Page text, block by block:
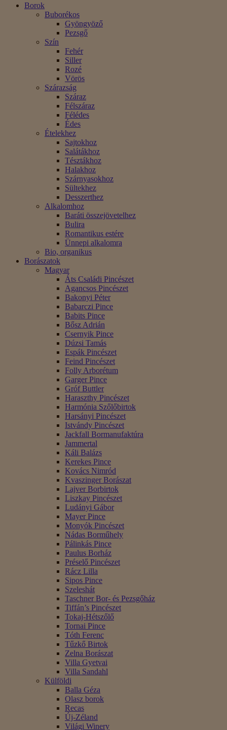
Borok
Buborékos
Gyöngyöző
Pezsgő
Szín
Fehér
Siller
Rozé
Vörös
Szárazság
Száraz
Félszáraz
Félédes
Édes
Ételekhez
Sajtokhoz
Salátákhoz
Tésztákhoz
Halakhoz
Szárnyasokhoz
Sültekhez
Desszerthez
Alkalomhoz
Baráti összejövetelhez
Bulira
Romantikus estére
Ünnepi alkalomra
Bio, organikus
Borászatok
Magyar
Áts Családi Pincészet
Agancsos Pincészet
Bakonyi Péter
Babarczi Pince
Babits Pince
Bősz Adrián
Csernyik Pince
Dúzsi Tamás
Espák Pincészet
Feind Pincészet
Folly Arborétum
Garger Pince
Gróf Buttler
Haraszthy Pincészet
Harmónia Szőlőbirtok
Harsányi Pincészet
Istvándy Pincészet
Jackfall Bormanufaktúra
Jammertal
Káli Balázs
Kerekes Pince
Kovács Nimród
Kvaszinger Borászat
Lajver Borbirtok
Liszkay Pincészet
Ludányi Gábor
Mayer Pince
Monyók Pincészet
Nádas Borműhely
Pálinkás Pince
Paulus Borház
Préselő Pincészet
Rácz Lilla
Sipos Pince
Szeleshát
Taschner Bor- és Pezsgőház
Tiffán’s Pincészet
Tokaj-Hétszőlő
Tornai Pince
Tóth Ferenc
Tűzkő Birtok
Zelna Borászat
Villa Gyetvai
Villa Sandahl
Külföldi
Balla Géza
Olasz borok
Recas
Új-Zéland
Világi Winery